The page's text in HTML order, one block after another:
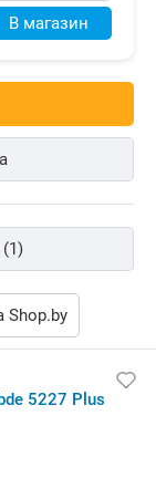
В магазин
Shop.by
5227 Plus